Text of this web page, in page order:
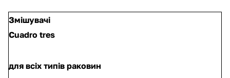
Змішувачі
Cuadro tres
для всіх типів раковин